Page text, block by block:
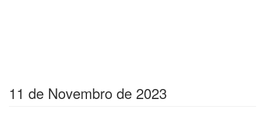
11 de Novembro de 2023